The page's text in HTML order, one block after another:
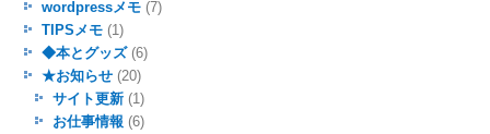
wordpressメモ(7)
TIPSメモ(1)
◆本とグッズ(6)
★お知らせ(20)
サイト更新(1)
お仕事情報 (6)